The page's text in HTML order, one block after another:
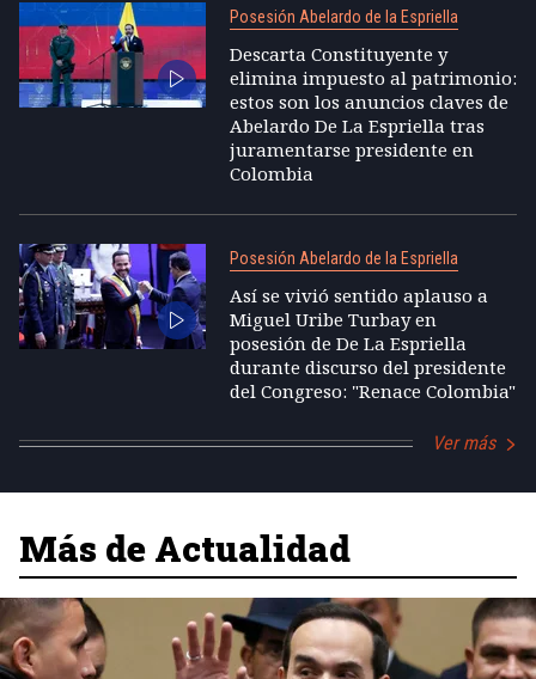
Posesión Abelardo de la Espriella
Descarta Constituyente y
elimina impuesto al patrimonio:
estos son los anuncios claves de
Abelardo De La Espriella tras
juramentarse presidente en
Colombia
Posesión Abelardo de la Espriella
Así se vivió sentido aplauso a
Miguel Uribe Turbay en
posesión de De La Espriella
durante discurso del presidente
del Congreso: "Renace Colombia"
Ver más
Más de Actualidad